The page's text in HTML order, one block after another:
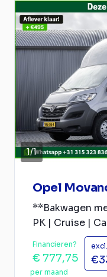
1/1
Opel
**Bakwagen
PK | Cruise |
Financieren?
€ 777,75
per maand